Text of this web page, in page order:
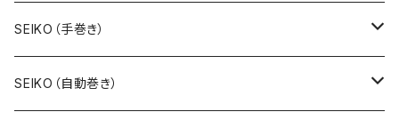
19SEIKO（7石）
19SEIKO（15石）
SEIKO（手巻き）
キングセイコー（KINGSEIKO）
SEIKO（自動巻き）